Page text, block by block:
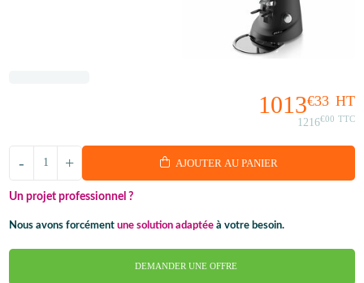
1013€33 HT
1216€00 TTC
+
- AJOUTER AU PANIER
Un projet professionnel ?
Nous avons forcément une solution adaptée à votre besoin.
DEMANDER UNE OFFRE